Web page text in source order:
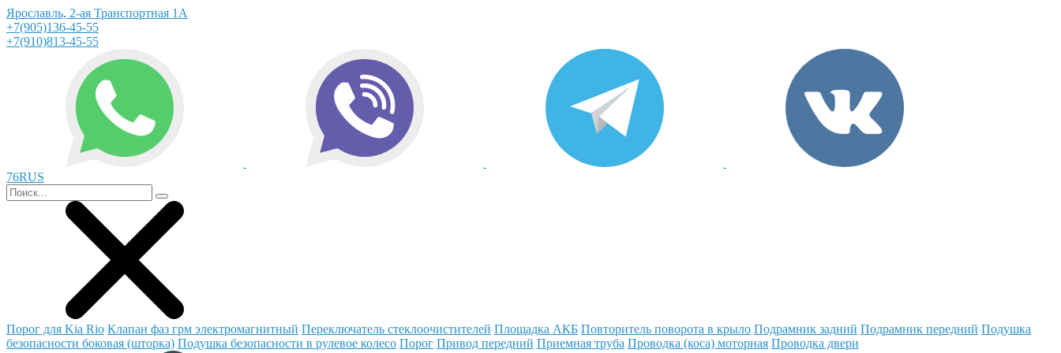
Ярославль, 2-ая Транспортная 1А
+7(905)136-45-55
+7(910)813-45-55
76RUS
Порог для Kia Rio Клапан фаз грм электромагнитный Переключатель стеклоочистителей Площадка АКБ Повторитель поворота в крыло Подрамник задний Подрамник передний Подушка
безопасности боковая (шторка) Подушка безопасности в рулевое колесо Порог Привод передний Приемная труба Проводка (коса) моторная Проводка двери